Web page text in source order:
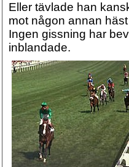
Eller tävlade han
mot någon annan
Ingen gissning har
inblandade.